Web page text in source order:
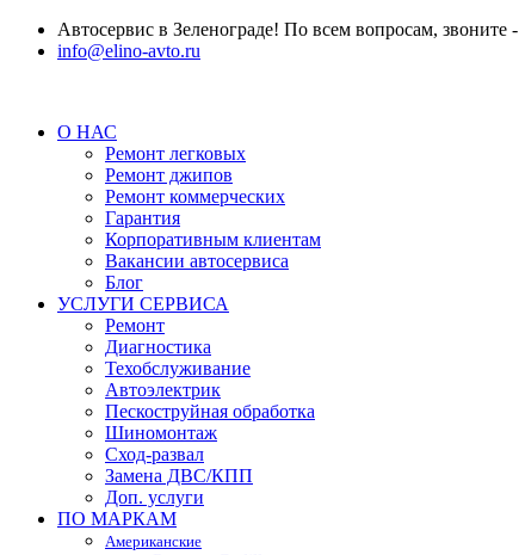
Автосервис в Зеленограде! По всем вопросам, звоните -
info@elino-avto.ru
О НАС
Ремонт легковых
Ремонт джипов
Ремонт коммерческих
Гарантия
Корпоративным клиентам
Вакансии автосервиса
Блог
УСЛУГИ СЕРВИСА
Ремонт
Диагностика
Техобслуживание
Автоэлектрик
Пескоструйная обработка
Шиномонтаж
Сход-развал
Замена ДВС/КПП
Доп. услуги
ПО МАРКАМ
Американские